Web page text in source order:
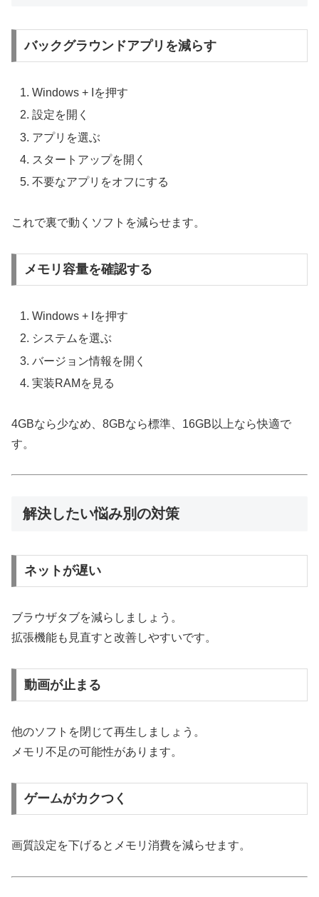
バックグラウンドアプリを減らす
Windows + Iを押す
設定を開く
アプリを選ぶ
スタートアップを開く
不要なアプリをオフにする
これで裏で動くソフトを減らせます。
メモリ容量を確認する
Windows + Iを押す
システムを選ぶ
バージョン情報を開く
実装RAMを見る
4GBなら少なめ、8GBなら標準、16GB以上なら快適で
す。
解決したい悩み別の対策
ネットが遅い
ブラウザタブを減らしましょう。
拡張機能も見直すと改善しやすいです。
動画が止まる
他のソフトを閉じて再生しましょう。
メモリ不足の可能性があります。
ゲームがカクつく
画質設定を下げるとメモリ消費を減らせます。